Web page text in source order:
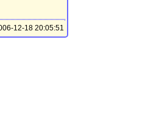
12-18 20:05:51